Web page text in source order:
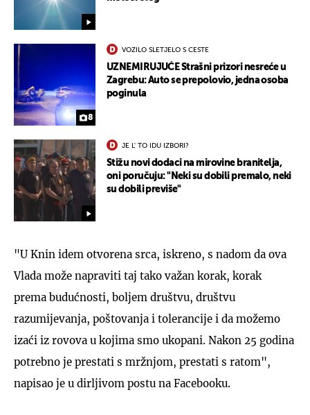
8
VOZILO SLETJELO S CESTE
UZNEMIRUJUĆE Strašni prizori nesreće u
Zagrebu: Auto se prepolovio, jedna osoba
poginula
JE L' TO IDU IZBORI?
Stižu novi dodaci na mirovine branitelja,
oni poručuju: "Neki su dobili premalo, neki
su dobili previše"
"U Knin idem otvorena srca, iskreno, s nadom da ova
Vlada može napraviti taj tako važan korak, korak
prema budućnosti, boljem društvu, društvu
razumijevanja, poštovanja i tolerancije i da možemo
izaći iz rovova u kojima smo ukopani. Nakon 25 godina
potrebno je prestati s mržnjom, prestati s ratom",
napisao je u dirljivom postu na Facebooku.